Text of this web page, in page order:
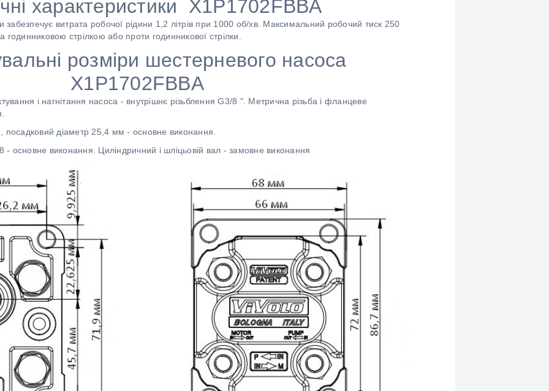
характеристики X1P1702FBBA
витрата робочої рідини 1,2 літрів при 1000 об/хв. Максимальний робочий тиск 250
стрілкою або проти годинникової стрілки.
розміри шестерневого насоса
X1P1702FBBA
і нагнітання насоса - внутрішнє різьблення G3/8 ". Метрична різьба і фланцеве
діаметр 25,4 мм - основне виконання.
- основне виконання. Циліндричний і шліцьовій вал - замовне виконання